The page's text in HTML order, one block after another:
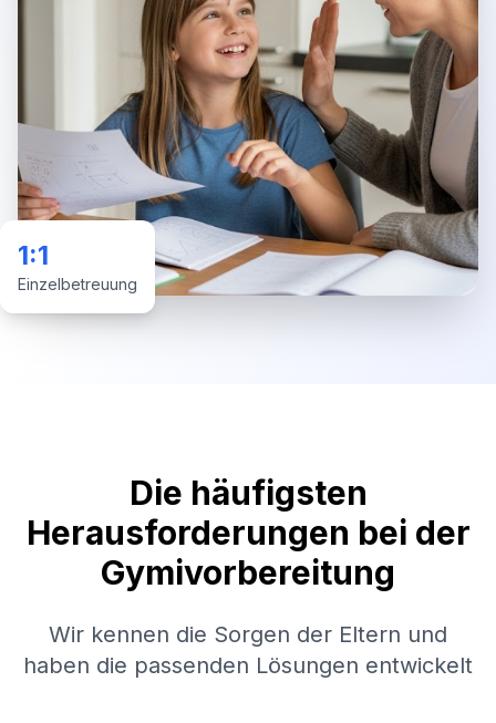
1:1
Einzelbetreuung
Die häufigsten
Herausforderungen bei der
Gymivorbereitung
Wir kennen die Sorgen der Eltern und
haben die passenden Lösungen entwickelt